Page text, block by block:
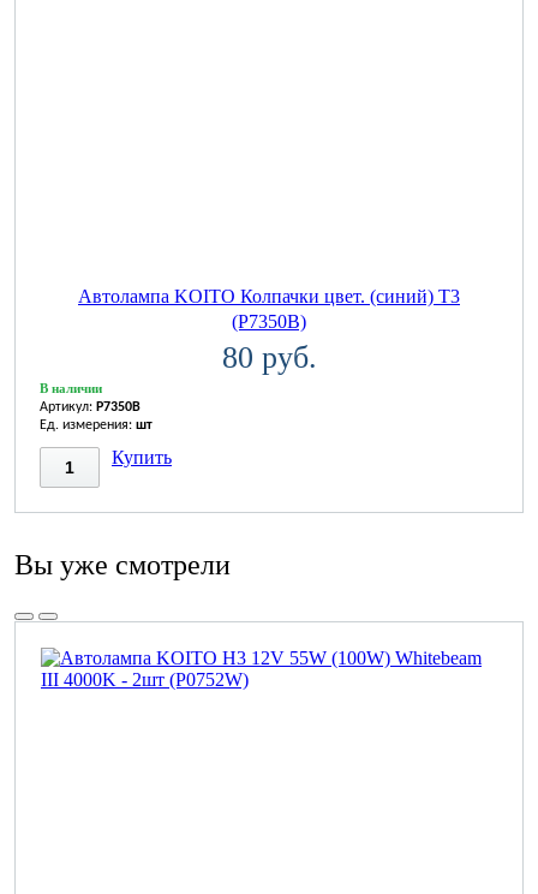
Автолампа KOITO Колпачки цвет. (синий) T3
(P7350B)
80 руб.
В наличии
Артикул: P7350B
Ед. измерения: шт
Купить
Вы уже смотрели